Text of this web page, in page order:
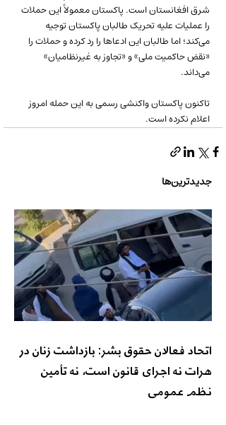
شرق افغانستان است. پاکستان معمولاً این حملات
را عملیات علیه تحریک طالبان پاکستان توجیه
می‌کند؛ اما طالبان این ادعاها را رد کرده و حملات را
«نقض حاکمیت ملی» و «تجاوز به غیرنظامیان»
می‌داند.
تاکنون پاکستان واکنشی رسمی به این حمله امروز
اعلام نکرده است.
جدیدترین‌ها
اتحاد فعالان حقوق بشر: بازداشت زنان در
هرات نه اجرای قانون است، نه تأمین
نظم عمومی